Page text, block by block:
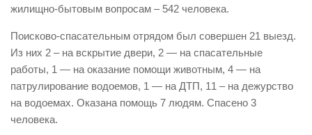
История
Виды деятельности
Обслуживание опасных производственных объектов
УГЗ рекомендует
жилищно-бытовым вопросам – 542 человека.
Поисково-спасательным отрядом был совершен 21 выезд.
Из них 2 – на вскрытие двери, 2 — на спасательные
работы, 1 — на оказание помощи животным, 4 — на
патрулирование водоемов, 1 — на ДТП, 11 – на дежурство
на водоемах. Оказана помощь 7 людям. Спасено 3
человека.